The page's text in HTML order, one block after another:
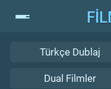
Türkçe Dublaj
Dual Filmler